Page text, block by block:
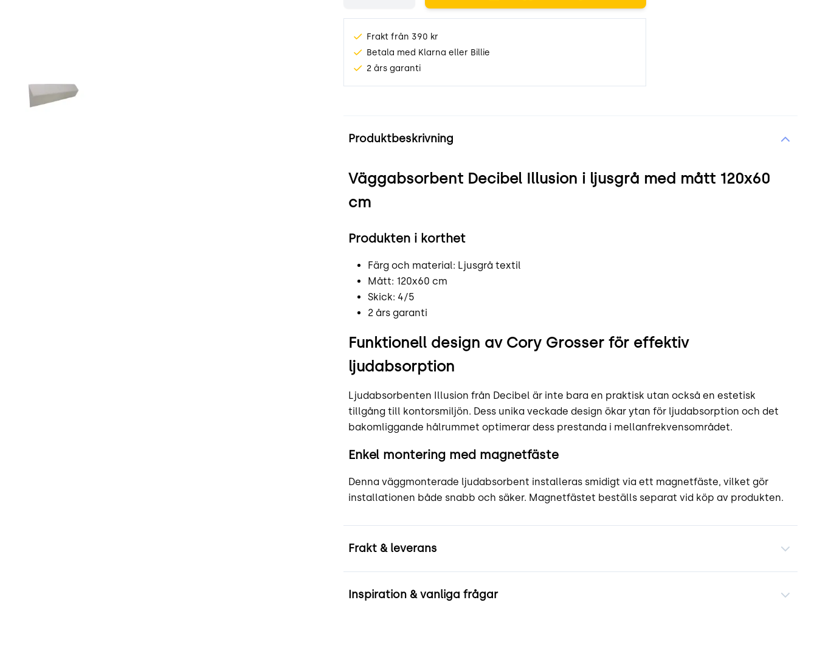
Frakt från 390 kr
Betala med Klarna eller Billie
2 års garanti
Produktbeskrivning
Väggabsorbent Decibel Illusion i ljusgrå med mått 120x60
cm
Produkten i korthet
Färg och material: Ljusgrå textil
Mått: 120x60 cm
Skick: 4/5
2 års garanti
Funktionell design av Cory Grosser för effektiv
ljudabsorption
Ljudabsorbenten Illusion från Decibel är inte bara en praktisk utan också en estetisk
tillgång till kontorsmiljön. Dess unika veckade design ökar ytan för ljudabsorption och det
bakomliggande hålrummet optimerar dess prestanda i mellanfrekvensområdet.
Enkel montering med magnetfäste
Denna väggmonterade ljudabsorbent installeras smidigt via ett magnetfäste, vilket gör
installationen både snabb och säker. Magnetfästet beställs separat vid köp av produkten.
Frakt & leverans
Inspiration & vanliga frågar